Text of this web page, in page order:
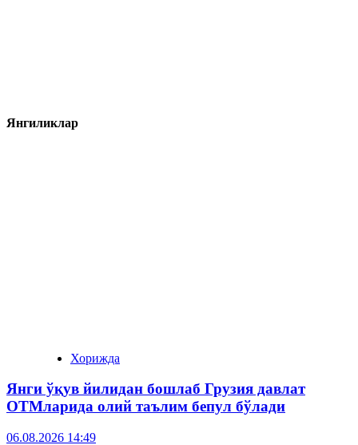
Янгиликлар
Хорижда
Янги ўқув йилидан бошлаб Грузия давлат
ОТМларида олий таълим бепул бўлади
06.08.2026 14:49